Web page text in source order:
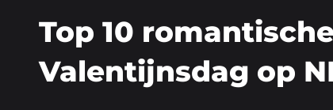
Top 10
Valentijnsdag op